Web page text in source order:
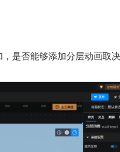
是否能够添加分层动画取